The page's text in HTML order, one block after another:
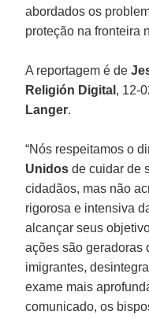
abordados os
proteção na fronteira
A reportagem é de
Religión Digital , 12-
Langer.
“Nós respeitamos o
Unidos de cuidar de
cidadãos, mas não
rigorosa e intensiva
alcançar seus
ações são geradoras
imigrantes,
exame mais
comunicado, os